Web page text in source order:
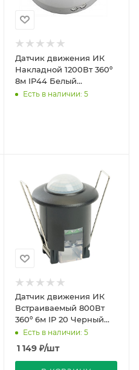
Датчик движения ИК
Накладной 1200Вт 360º
8м IP44 Белый
D120х67мм General
Есть в наличии: 5
Датчик движения ИК
Встраиваемый 800Вт
360º 6м IP 20 Черный
52х52х63(40)мм SEN50
Есть в наличии: 5
1 149₽/шт